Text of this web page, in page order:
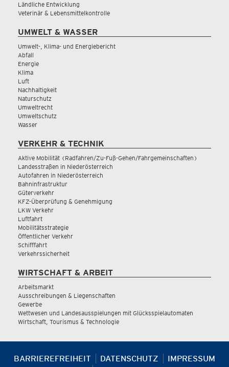
Ländliche Entwicklung
Veterinär & Lebensmittelkontrolle
UMWELT & WASSER
Umwelt-, Klima- und Energiebericht
Abfall
Energie
Klima
Luft
Nachhaltigkeit
Naturschutz
Umweltrecht
Umweltschutz
Wasser
VERKEHR & TECHNIK
Aktive Mobilität (Radfahren/Zu-Fuß-Gehen/Fahrgemeinschaften)
Landesstraßen in Niederösterreich
Autofahren in Niederösterreich
Bahninfrastruktur
Güterverkehr
KFZ-Überprüfung & Genehmigung
LKW Verkehr
Luftfahrt
Mobilitätsstrategie
Öffentlicher Verkehr
Schifffahrt
Verkehrssicherheit
WIRTSCHAFT & ARBEIT
Arbeitsmarkt
Ausschreibungen & Liegenschaften
Gewerbe
Wettwesen und Landesausspielungen mit Glücksspielautomaten
Wirtschaft, Tourismus & Technologie
BARRIEREFREIHEIT DATENSCHUTZ
IMPRESSUM